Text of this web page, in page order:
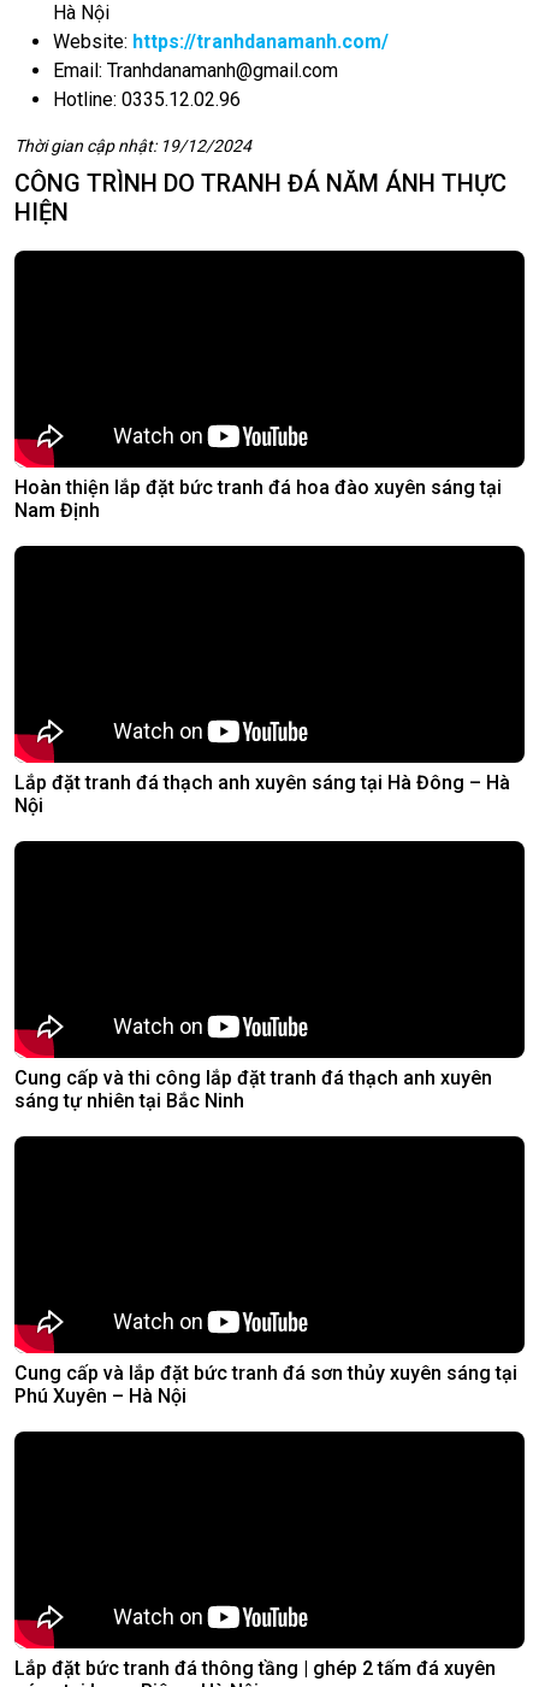
Hà Nội
Website: https://tranhdanamanh.com/
Email: Tranhdanamanh@gmail.com
Hotline: 0335.12.02.96
Thời gian cập nhật: 19/12/2024
CÔNG TRÌNH DO TRANH ĐÁ NĂM ÁNH THỰC
HIỆN
Hoàn thiện lắp đặt bức tranh đá hoa đào xuyên sáng tại
Nam Định
Lắp đặt tranh đá thạch anh xuyên sáng tại Hà Đông – Hà
Nội
Cung cấp và thi công lắp đặt tranh đá thạch anh xuyên
sáng tự nhiên tại Bắc Ninh
Cung cấp và lắp đặt bức tranh đá sơn thủy xuyên sáng tại
Phú Xuyên – Hà Nội
Lắp đặt bức tranh đá thông tầng | ghép 2 tấm đá xuyên